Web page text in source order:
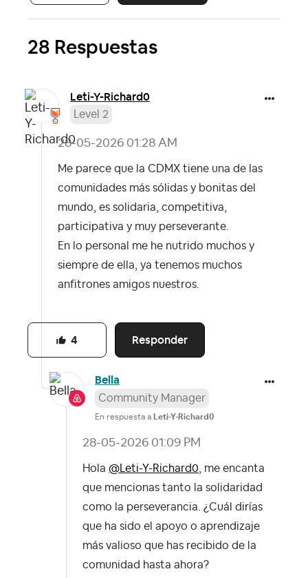
28 Respuestas
Leti-Y-Richard0
Level 2
‎28-05-2026 01:28 AM
Me parece que la CDMX tiene una de las
comunidades más sólidas y bonitas del
mundo, es solidaria, competitiva,
participativa y muy perseverante.
En lo personal me he nutrido muchos y
siempre de ella, ya tenemos muchos
anfitrones amigos nuestros.
Responder
4
Bella
Community Manager
En respuesta a Leti-Y-Richard0
‎28-05-2026 01:09 PM
Hola @Leti-Y-Richard0, me encanta
que mencionas tanto la solidaridad
como la perseverancia. ¿Cuál dirías
que ha sido el apoyo o aprendizaje
más valioso que has recibido de la
comunidad hasta ahora?